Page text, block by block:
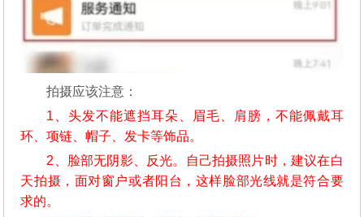
拍摄应该注意：
1、头发不能遮挡耳朵、眉毛、肩膀，不能佩戴耳
环、项链、帽子、发卡等饰品。
2、脸部无阴影、反光。自己拍摄照片时，建议在白
天拍摄，面对窗户或者阳台，这样脸部光线就是符合要
求的。